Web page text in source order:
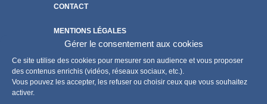
Gérer le consentement aux cookies
Ce site utilise des cookies pour mesurer son audience et vous proposer
des contenus enrichis (vidéos, réseaux sociaux, etc.).
Vous pouvez les accepter, les refuser ou choisir ceux que vous souhaitez
activer.
CONTACT
MENTIONS LÉGALES